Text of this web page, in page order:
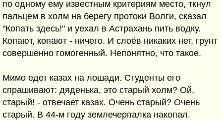
по одному ему известным критериям место, ткнул
пальцем в холм на берегу протоки Волги, сказал
"Копать здесь!" и уехал в Астрахань пить водку.
Копают, копают - ничего. И слоёв никаких нет, грунт
совершенно гомогенный. Непонятно, что такое.
Мимо едет казах на лошади. Студенты его
спрашивают: дяденька, это старый холм? Ой,
старый! - отвечает казах. Очень старый? Очень
старый. В 44-м году землечерпалка накопал.